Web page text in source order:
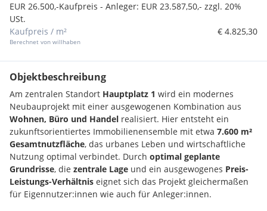
EUR 26.500,-Kaufpreis - Anleger: EUR 23.587,50,- zzgl. 20%
USt.
Kaufpreis / m²
Berechnet von willhaben
€ 4.825,30
Objektbeschreibung
Am zentralen Standort Hauptplatz 1 wird ein modernes
Neubauprojekt mit einer ausgewogenen Kombination aus
Wohnen, Büro und Handel realisiert. Hier entsteht ein
zukunftsorientiertes Immobilienensemble mit etwa 7.600 m²
Gesamtnutzfläche, das urbanes Leben und wirtschaftliche
Nutzung optimal verbindet. Durch optimal geplante
Grundrisse, die zentrale Lage und ein ausgewogenes Preis-
Leistungs-Verhältnis eignet sich das Projekt gleichermaßen
für Eigennutzer:innen wie auch für Anleger:innen.